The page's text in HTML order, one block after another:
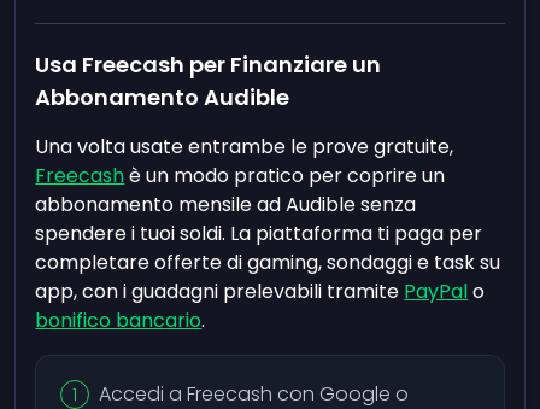
Usa Freecash per Finanziare un
Abbonamento Audible
Una volta usate entrambe le prove gratuite,
Freecashè un modo pratico per coprire un
abbonamento mensile ad Audible senza
spendere i tuoi soldi. La piattaforma ti paga per
completare offerte di gaming, sondaggi e task su
app, con i guadagni prelevabili tramite PayPalo
bonifico bancario.
Accedi a Freecash con Google o